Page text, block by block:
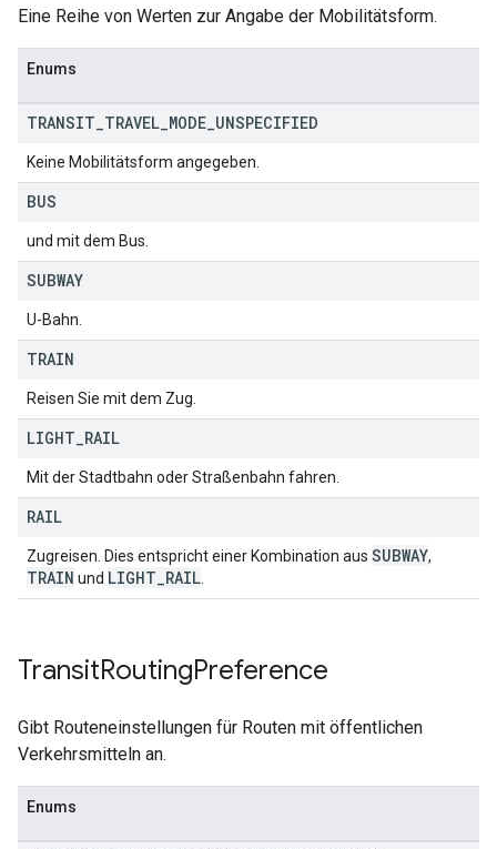
Eine Reihe von Werten zur Angabe der Mobilitätsform.
Enums
TRANSIT TRAVEL MODE UNSPECIFIED
Keine Mobilitätsform angegeben.
BUS
und mit dem Bus.
SUBWAY
U-Bahn.
TRAIN
Reisen Sie mit dem Zug.
LIGHT RAIL
Mit der Stadtbahn oder Straßenbahn fahren.
RAIL
Zugreisen. Dies entspricht einer Kombination aus SUBWAY,
TRAIN und LIGHT RAIL
TransitRoutingPreference
Gibt Routeneinstellungen für Routen mit öffentlichen
Verkehrsmitteln an.
Enums